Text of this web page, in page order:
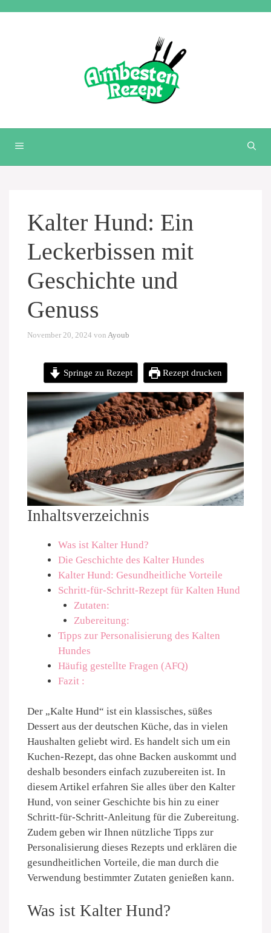
MENÜ
Kalter Hund: Ein
Leckerbissen mit
Geschichte und
Genuss
November 20, 2024 von Ayoub
Springe zu Rezept Rezept drucken
Inhaltsverzeichnis
Was ist Kalter Hund?
Die Geschichte des Kalter Hundes
Kalter Hund: Gesundheitliche Vorteile
Schritt-für-Schritt-Rezept für Kalten Hund
Zutaten:
Zubereitung:
Tipps zur Personalisierung des Kalten
Hundes
Häufig gestellte Fragen (AFQ)
Fazit :
Der „Kalte Hund“ ist ein klassisches, süßes
Dessert aus der deutschen Küche, das in vielen
Haushalten geliebt wird. Es handelt sich um ein
Kuchen-Rezept, das ohne Backen auskommt und
deshalb besonders einfach zuzubereiten ist. In
diesem Artikel erfahren Sie alles über den Kalter
Hund, von seiner Geschichte bis hin zu einer
Schritt-für-Schritt-Anleitung für die Zubereitung.
Zudem geben wir Ihnen nützliche Tipps zur
Personalisierung dieses Rezepts und erklären die
gesundheitlichen Vorteile, die man durch die
Verwendung bestimmter Zutaten genießen kann.
Was ist Kalter Hund?